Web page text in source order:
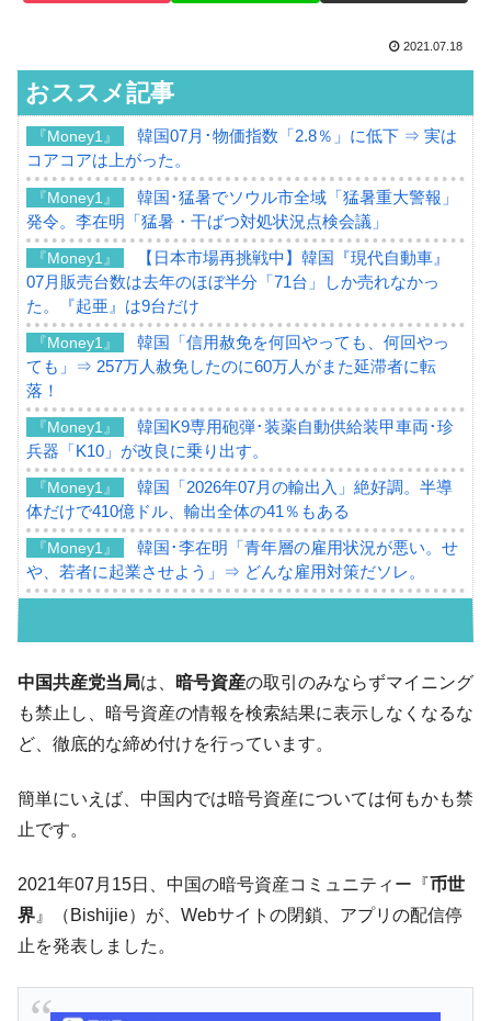
2021.07.18
おススメ記事
『Money1』
韓国07月･物価指数「2.8％」に低下 ⇒ 実は
コアコアは上がった。
『Money1』
韓国･猛暑でソウル市全域「猛暑重大警報」
発令。李在明「猛暑・干ばつ対処状況点検会議」
『Money1』
【日本市場再挑戦中】韓国『現代自動車』
07月販売台数は去年のほぼ半分「71台」しか売れなかっ
た。『起亜』は9台だけ
『Money1』
韓国「信用赦免を何回やっても、何回やっ
ても」⇒ 257万人赦免したのに60万人がまた延滞者に転
落！
『Money1』
韓国K9専用砲弾･装薬自動供給装甲車両･珍
兵器「K10」が改良に乗り出す。
『Money1』
韓国「2026年07月の輸出入」絶好調。半導
体だけで410億ドル、輸出全体の41％もある
『Money1』
韓国･李在明「青年層の雇用状況が悪い。せ
や、若者に起業させよう」⇒ どんな雇用対策だソレ。
『Money1』
韓国「ここは北朝鮮なのか。選管がサーバ
ーにウソのデータを入力したのは明白だ」
言。
『Money1』
韓国は「中国と同じく」投資に不適格な国
す」⇒「金を経由するドル入手」手段ではないのか？
『Money1』
韓国･外為取引量「1日当たり1,214.4億ド
ル」まで拡大 ⇒ 海外資金の動きに強く左右される状態
い「50.5％」に上昇
中国共産党当局は、 暗号資産の取引のみならずマイニング
も禁止し、暗号資産の情報を検索結果に表示しなくなるな
ど、徹底的な締め付けを行っています。
簡単にいえば、中国内では暗号資産については何もかも禁
止です。
2021年07月15日、中国の暗号資産コミュニティー『币世
界 』（Bishijie）が、Webサイトの閉鎖、アプリの配信停
止を発表しました。